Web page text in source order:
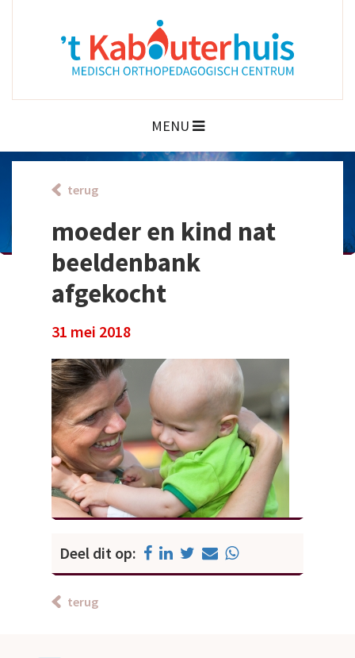
MENU
terug
moeder en kind nat
beeldenbank
afgekocht
31 mei 2018
Deel dit op:
terug